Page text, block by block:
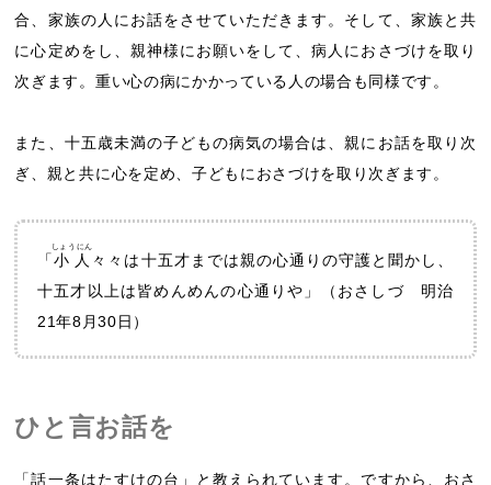
合、家族の人にお話をさせていただきます。そして、家族と共
に心定めをし、親神様にお願いをして、病人におさづけを取り
次ぎます。重い心の病にかかっている人の場合も同様です。
また、十五歳未満の子どもの病気の場合は、親にお話を取り次
ぎ、親と共に心を定め、子どもにおさづけを取り次ぎます。
「小人
しょうにん
々々は十五才までは親の心通りの守護と聞かし、
十五才以上は皆めんめんの心通りや」（おさしづ 明治
21年8月30日）
ひと言お話を
「話一条はたすけの台」と教えられています。ですから、おさ